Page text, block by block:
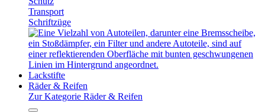
Transport
Schriftzüge
Lackstifte
Räder & Reifen
Zur Kategorie Räder & Reifen